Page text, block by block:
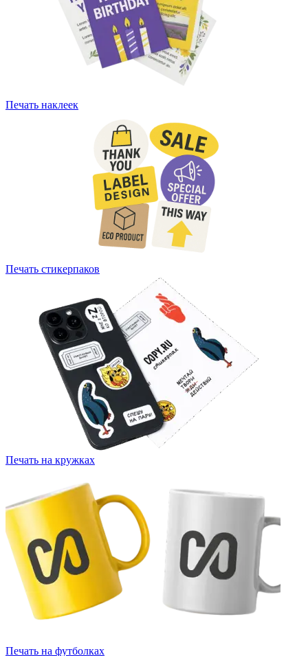
Печать наклеек
Печать стикерпаков
Печать на кружках
Печать на футболках